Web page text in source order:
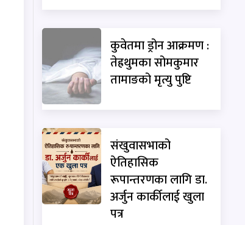
कुवेतमा ड्रोन आक्रमण :
तेह्रथुमका सोमकुमार
तामाङको मृत्यु पुष्टि
संखुवासभाको
ऐतिहासिक
रूपान्तरणका लागि डा.
अर्जुन कार्कीलाई खुला
पत्र